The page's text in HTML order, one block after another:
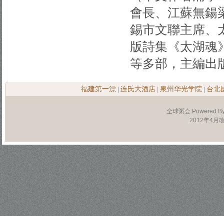
會長、江蘇無鍚
錫市文聯主席、
版詩集《太湖魂
等多部，主編出
福建第一漂 连氏大酒店 泉州华光学院 台北
全球粥会 Powered
2012年4月